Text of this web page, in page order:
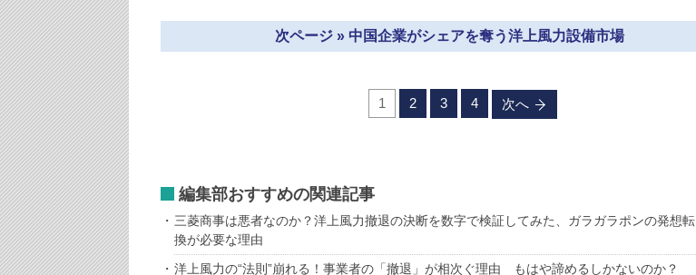
次ページ » 中国企業がシェアを奪う洋上風力設備市場
1 2 3 4 次へ
編集部おすすめの関連記事
三菱商事は悪者なのか？洋上風力撤退の決断を数字で検証してみた、ガラガラポンの発想転
換が必要な理由
洋上風力の“法則”崩れる！事業者の「撤退」が相次ぐ理由 もはや諦めるしかないのか？